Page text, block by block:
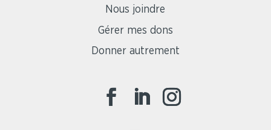
Nous joindre
Gérer mes dons
Donner autrement